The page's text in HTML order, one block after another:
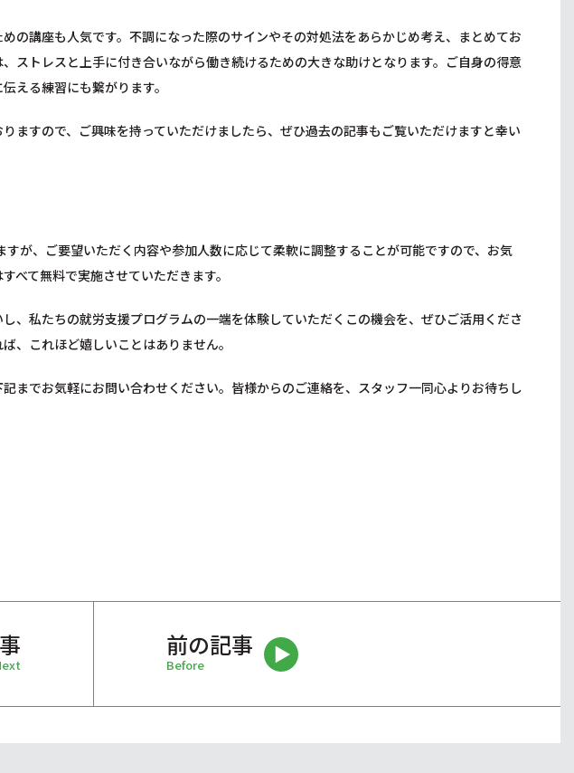
の講座も人気です。不調になった際のサインやその対処法をあらかじめ考え、まとめてお
ストレスと上手に付き合いながら働き続けるための大きな助けとなります。ご自身の得意
える練習にも繋がります。
ますので、ご興味を持っていただけましたら、ぜひ過去の記事もご覧いただけますと幸い
が、ご要望いただく内容や参加人数に応じて柔軟に調整することが可能ですので、お気
べて無料で実施させていただきます。
、私たちの就労支援プログラムの一端を体験していただくこの機会を、ぜひご活用くださ
、これほど嬉しいことはありません。
までお気軽にお問い合わせください。皆様からのご連絡を、スタッフ一同心よりお待ちし
前の記事
Before